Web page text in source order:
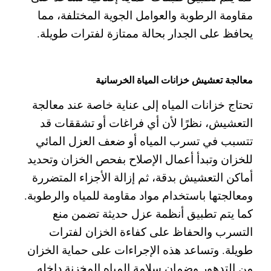
مقاومة الرطوبة والعوامل الجوية المختلفة، مما
يحافظ على الجدار بحالة ممتازة لفترات طويلة.
معالجة تعشيش خزانات المياة الخرسانية
تحتاج خزانات المياه إلى عناية خاصة عند معالجة
التعشيش، نظرًا لأن أي فراغات أو تشققات قد
تتسبب في تسرب المياه أو ضعف العزل المائي
للخزان وتبدأ أعمال الإصلاح بفحص الخزان وتحديد
أماكن التعشيش بدقة، ثم إزالة الأجزاء المتضررة
ومعالجتها باستخدام مواد مقاومة للمياه والرطوبة.
كما يتم تطبيق أنظمة عزل حديثة تضمن منع
التسرب والحفاظ على كفاءة الخزان لفترات
طويلة. وتساعد هذه الإجراءات على حماية الخزان
من التدهور وضمان سلامة المياه المخزنة داخله.